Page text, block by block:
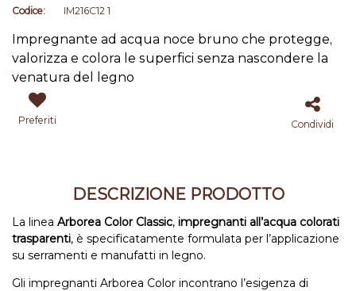
Codice: IM216C12 1
Impregnante ad acqua noce bruno che protegge,
valorizza e colora le superfici senza nascondere la
venatura del legno
Preferiti Condividi
DESCRIZIONE PRODOTTO
La linea Arborea Color Classic, impregnanti all’acqua colorati
trasparenti, è specificatamente formulata per l’applicazione
su serramenti e manufatti in legno.
Gli impregnanti Arborea Color incontrano l’esigenza di